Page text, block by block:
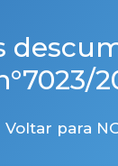
Voltar para